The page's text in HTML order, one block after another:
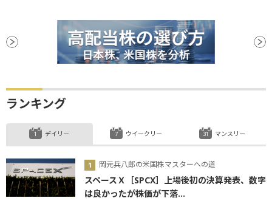
ランキング
デイリー
岡元兵八郎の米国株マスターへの道
スペースＸ［SPCX］上場後初の決算発表、数字
は良かったが株価が下落...
ウイークリー マンスリー